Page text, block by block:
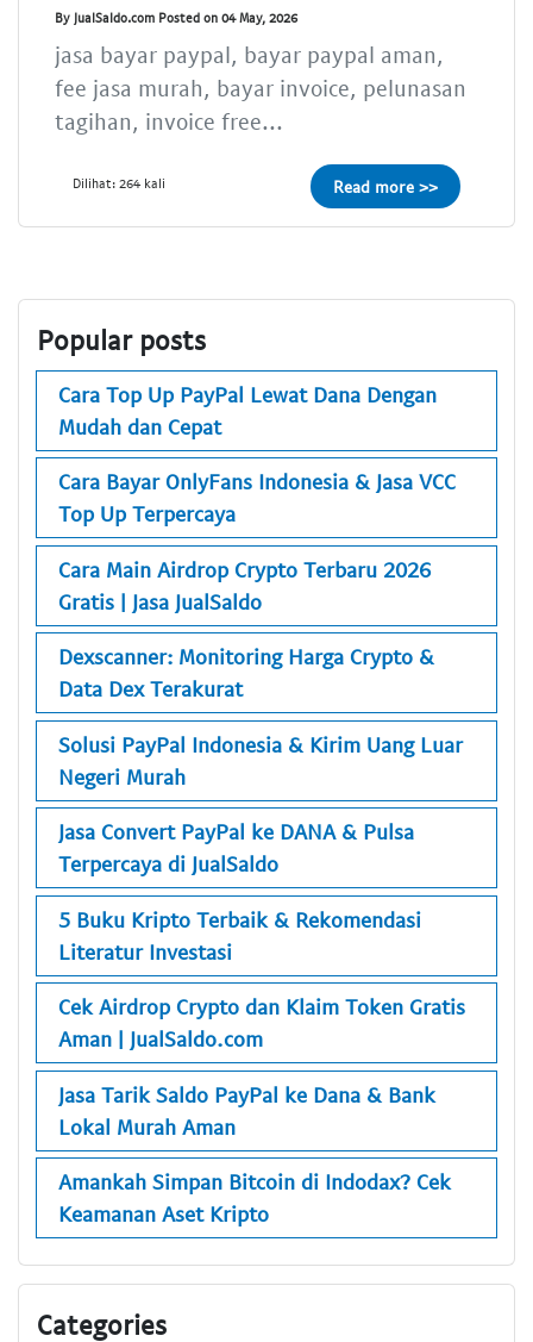
By JualSaldo.com Posted on 04 May, 2026
jasa bayar paypal, bayar paypal aman,
fee jasa murah, bayar invoice, pelunasan
tagihan, invoice free...
Dilihat: 264 kali Read more >>
Popular posts
Cara Top Up PayPal Lewat Dana Dengan
Mudah dan Cepat
Cara Bayar OnlyFans Indonesia & Jasa VCC
Top Up Terpercaya
Cara Main Airdrop Crypto Terbaru 2026
Gratis | Jasa JualSaldo
Dexscanner: Monitoring Harga Crypto &
Data Dex Terakurat
Solusi PayPal Indonesia & Kirim Uang Luar
Negeri Murah
Jasa Convert PayPal ke DANA & Pulsa
Terpercaya di JualSaldo
5 Buku Kripto Terbaik & Rekomendasi
Literatur Investasi
Cek Airdrop Crypto dan Klaim Token Gratis
Aman | JualSaldo.com
Jasa Tarik Saldo PayPal ke Dana & Bank
Lokal Murah Aman
Amankah Simpan Bitcoin di Indodax? Cek
Keamanan Aset Kripto
Categories